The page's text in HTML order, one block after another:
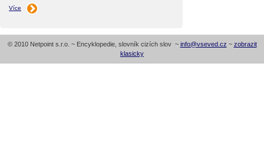
Více
© 2010 Netpoint s.r.o. ~ Encyklopedie, slovník cizích slov ~ info@vseved.cz ~ zobrazit
klasicky